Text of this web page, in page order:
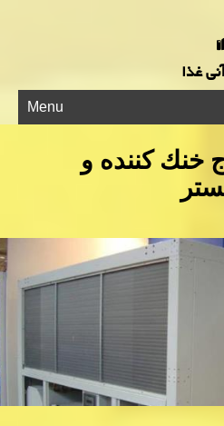
غذا
Menu
خنك كننده و